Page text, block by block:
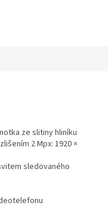
ze slitiny hliníku
2 Mpx: 1920 ×
sledovaného